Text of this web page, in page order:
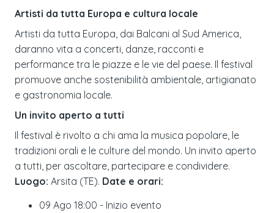
Artisti da tutta Europa e cultura locale
Artisti da tutta Europa, dai Balcani al Sud America,
daranno vita a concerti, danze, racconti e
performance tra le piazze e le vie del paese. Il festival
promuove anche sostenibilità ambientale, artigianato
e gastronomia locale.
Un invito aperto a tutti
Il festival è rivolto a chi ama la musica popolare, le
tradizioni orali e le culture del mondo. Un invito aperto
a tutti, per ascoltare, partecipare e condividere.
Luogo: Arsita (TE). Date e orari:
09 Ago 18:00 - Inizio evento